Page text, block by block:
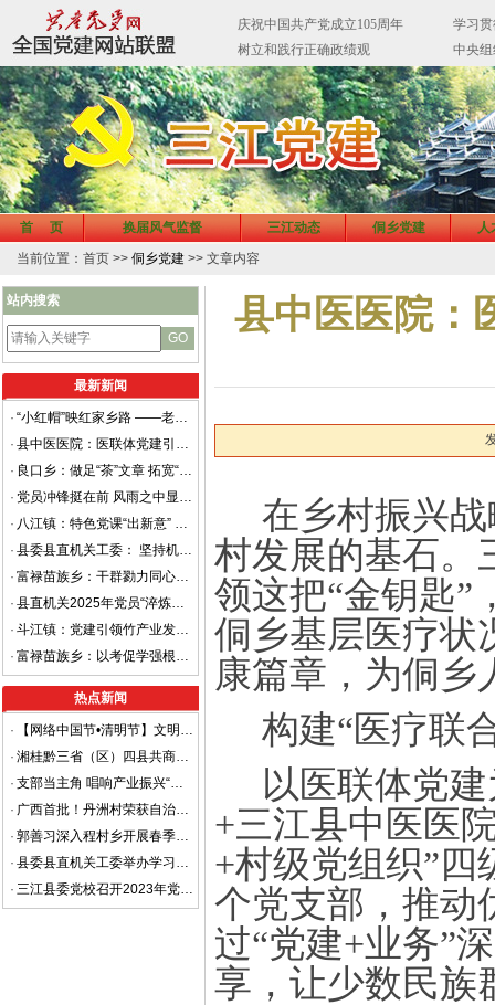
首 页 换届风气监督 三江动态 侗乡党建
人
当前位置：首页 >> 侗乡党建 >> 文章内容
站内搜索
最新新闻
·
“小红帽”映红家乡路 ——老堡乡白文村党员服务队开展清洁家园主题党日活动
·
县中医医院：医联体党建引领 绘就侗乡健康服务新图景
·
良口乡：做足“茶”文章 拓宽“致富路”
·
党员冲锋挺在前 风雨之中显担当
·
八江镇：特色党课“出新意” 强基铸魂促发展
·
县委县直机关工委： 坚持机关党建领航促实干见行见效
·
富禄苗族乡：干群勠力同心共筑抗洪清淤“安全堤”
·
县直机关2025年党员“淬炼赋能”专题培训班成功举办
·
斗江镇：党建引领竹产业发展 铺就乡村振兴富民路
·
富禄苗族乡：以考促学强根基 经验分享提质效
热点新闻
·
【网络中国节•清明节】文明祭祀，平安清明
·
湘桂黔三省（区）四县共商平安边界建设 着力打造省际平安边界样板区
·
支部当主角 唱响产业振兴“重头戏”
·
广西首批！丹洲村荣获自治区级“金字招牌”
·
郭善习深入程村乡开展春季走访慰问工作
·
县委县直机关工委举办学习贯彻党的二十大精神进机关宣讲报告会
·
三江县委党校召开2023年党风廉政建设暨清廉机关工作部署会
县中医医院：
在乡村振兴
村发展的基石。
领这把“金钥匙”
侗乡基层医疗状
康篇章，为侗乡
构建“医疗联
以医联体党
+三江县中医医
+村级党组织”
个党支部，推动
过“党建+业务”
享，让少数民族